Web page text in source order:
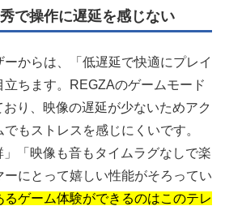
で操作に遅延を感じない
からは、「低遅延で快適にプレイ
ちます。REGZAのゲームモード
り、映像の遅延が少ないためアク
もストレスを感じにくいです。
」「映像も音もタイムラグなしで楽
ーにとって嬉しい性能がそろってい
るゲーム体験ができるのはこのテレ